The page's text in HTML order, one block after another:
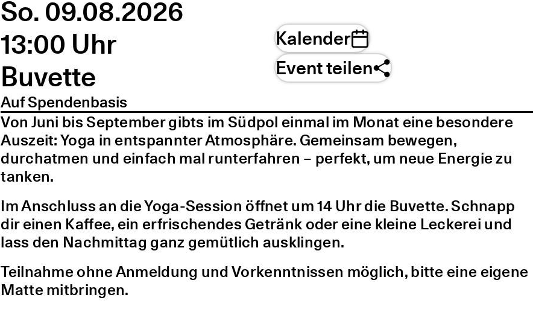
So. 09.08.2026
13:00 Uhr
Buvette
Auf Spendenbasis
Kalender
Event teilen
Von Juni bis September gibts im Südpol einmal im Monat eine besondere
Auszeit: Yoga in entspannter Atmosphäre. Gemeinsam bewegen,
durchatmen und einfach mal runterfahren – perfekt, um neue Energie zu
tanken.
Im Anschluss an die Yoga-Session öffnet um 14 Uhr die Buvette. Schnapp
dir einen Kaffee, ein erfrischendes Getränk oder eine kleine Leckerei und
lass den Nachmittag ganz gemütlich ausklingen.
Teilnahme ohne Anmeldung und Vorkenntnissen möglich, bitte eine eigene
Matte mitbringen.